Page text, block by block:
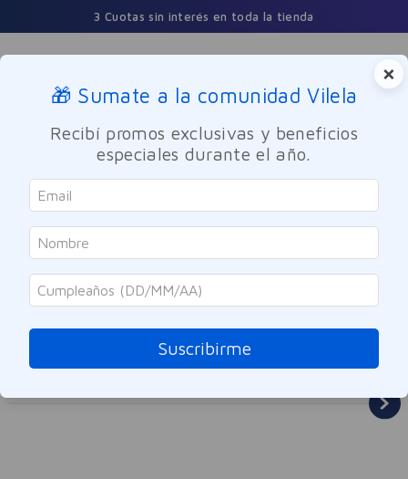
3 Cuotas sin interés en toda la tienda
Buscar
Cuidado Oral Enjuage bucal
×
🎁 Sumate a la comunidad Vilela
Recibí promos exclusivas y beneficios
especiales durante el año.
Suscribirme